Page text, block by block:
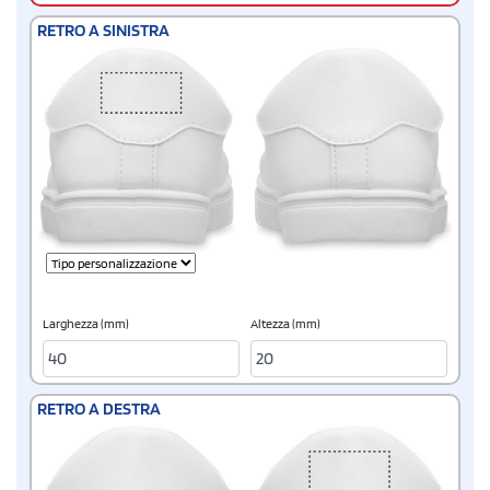
RETRO A SINISTRA
Larghezza (mm) Altezza (mm)
RETRO A DESTRA